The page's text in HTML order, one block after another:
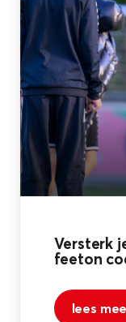
Versterk
feeton
lees